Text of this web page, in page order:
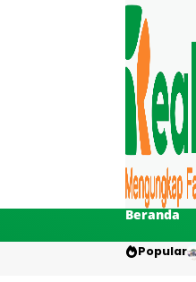
Beranda
Popular